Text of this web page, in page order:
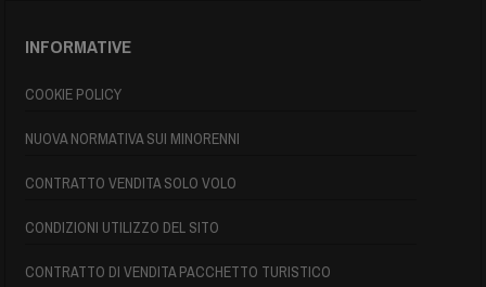
INFORMATIVE
COOKIE POLICY
NUOVA NORMATIVA SUI MINORENNI
CONTRATTO VENDITA SOLO VOLO
CONDIZIONI UTILIZZO DEL SITO
CONTRATTO DI VENDITA PACCHETTO TURISTICO